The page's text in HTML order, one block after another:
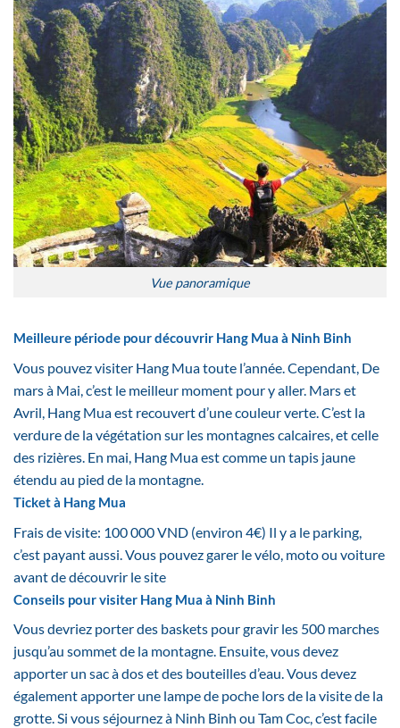
Vue panoramique
Meilleure période pour découvrir Hang Mua à Ninh Binh
Vous pouvez visiter Hang Mua toute l’année. Cependant, De
mars à Mai, c’est le meilleur moment pour y aller. Mars et
Avril, Hang Mua est recouvert d’une couleur verte. C’est la
verdure de la végétation sur les montagnes calcaires, et celle
des rizières. En mai, Hang Mua est comme un tapis jaune
étendu au pied de la montagne.
Ticket à Hang Mua
Frais de visite: 100 000 VND (environ 4€) Il y a le parking,
c’est payant aussi. Vous pouvez garer le vélo, moto ou voiture
avant de découvrir le site
Conseils pour visiter Hang Mua à Ninh Binh
Vous devriez porter des baskets pour gravir les 500 marches
jusqu’au sommet de la montagne. Ensuite, vous devez
apporter un sac à dos et des bouteilles d’eau. Vous devez
également apporter une lampe de poche lors de la visite de la
grotte. Si vous séjournez à Ninh Binh ou Tam Coc, c’est facile